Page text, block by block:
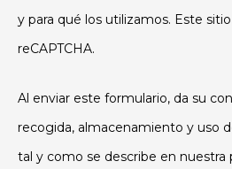
y para qué los utilizamos. Este
reCAPTCHA.
Al enviar este formulario, da su
recogida, almacenamiento y uso
tal y como se describe en nuestra